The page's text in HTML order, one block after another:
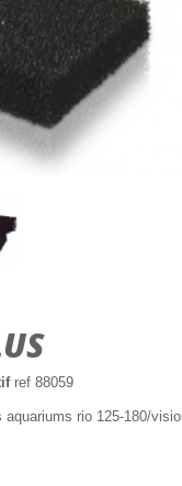
ref 88059
rio 125-180/